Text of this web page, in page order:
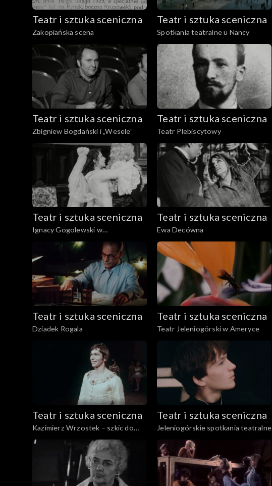
Teatr i sztuka sceniczna
Zakopiańska scena
Teatr i sztuka sceniczna
Spotkania teatralne u Nancy
Teatr i sztuka sceniczna
Zbigniew Bogdański i „Wesele”
Teatr i sztuka sceniczna
Teatr Plebiscytowy
Teatr i sztuka sceniczna
Ignacy Gogolewski w
,,Świętoszku"
Teatr i sztuka sceniczna
Ewa Decówna
Teatr i sztuka sceniczna
Dziadek Rogala
Teatr i sztuka sceniczna
Teatr Jeleniogórski w Ameryce
Teatr i sztuka sceniczna
Kazimierz Wrzostek – szkic do
portretu
Teatr i sztuka sceniczna
Jeleniogórskie spotkania teatralne